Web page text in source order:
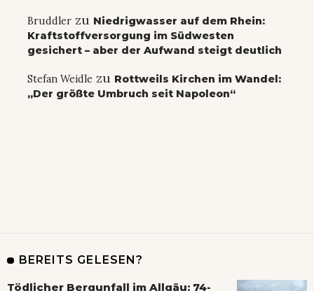
Bruddler zu Niedrigwasser auf dem Rhein:
Kraftstoffversorgung im Südwesten
gesichert – aber der Aufwand steigt deutlich
Stefan Weidle zu Rottweils Kirchen im Wandel:
„Der größte Umbruch seit Napoleon“
BEREITS GELESEN?
Tödlicher Bergunfall im Allgäu: 74-